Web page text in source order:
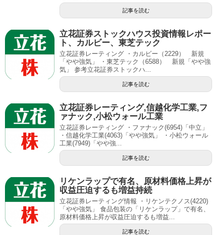
記事を読む
立花証券ストックハウス投資情報レポー
ト、カルビー、東芝テック
立花証券レーティング ・カルビー（2229） 新規
「やや強気」 ・東芝テック（6588） 新規「やや強
気」 参考立花証券ストックハ...
記事を読む
立花証券レーティング,信越化学工業,フ
ァナック,小松ウォール工業
立花証券レーティング ・ファナック(6954)「中立」
・信越化学工業(4063)「やや強気」 ・小松ウォール
工業(7949)「やや強...
記事を読む
リケンラップで有名、原材料価格上昇が
収益圧迫するも増益持続
立花証券レーティング情報 ・リケンテクノス(4220)
「やや強気」 食品包装の「リケンラップ」で有名、
原材料価格上昇が収益圧迫するも増益...
記事を読む